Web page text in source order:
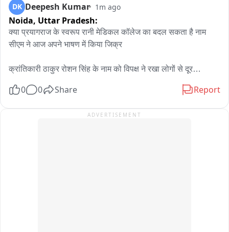
DK Deepesh Kumar 1m ago
Noida, Uttar Pradesh:
क्या प्रयागराज के स्वरूप रानी मेडिकल कॉलेज का बदल सकता है नाम
सीएम ने आज अपने भाषण में किया जिक्र
क्रांतिकारी ठाकुर रोशन सिंह के नाम को विपक्ष ने रखा लोगों से दूर
विपक्ष ने संस्थानों का नाम क्रांतिकारियों के नाम से नहीं रखा
इशारों में कांग्रेस पर किया हमला बोले, जानबूझ कर क्रांतिकारियों को
0 0 Share Report
ADVERTISEMENT